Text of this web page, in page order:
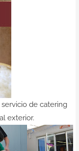
de catering
exterior.